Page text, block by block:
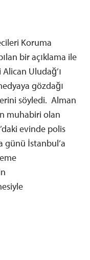
Koruma
bir açıklama ile
Uludağ’ı
gözdağı
söyledi. Alman
muhabiri olan
evinde polis
günü İstanbul’a